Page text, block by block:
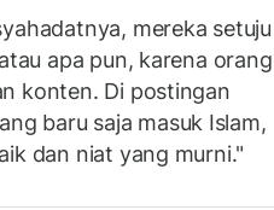
mereka setuju
apa pun, karena orang
konten. Di postingan
baru saja masuk Islam,
dan niat yang murni."